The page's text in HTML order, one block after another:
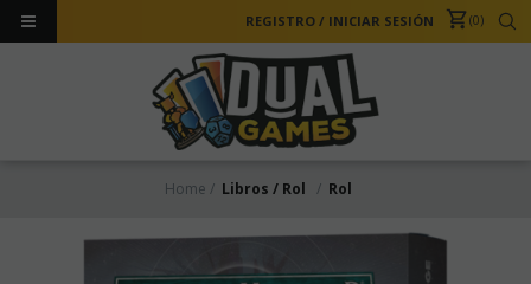
REGISTRO / INICIAR SESIÓN 0
Home Libros / Rol Rol